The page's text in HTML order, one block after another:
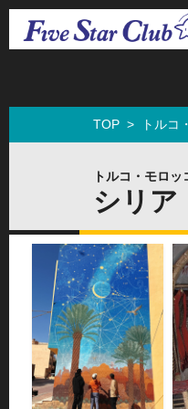
TOP > トルコ
トルコ・モロ
シリア